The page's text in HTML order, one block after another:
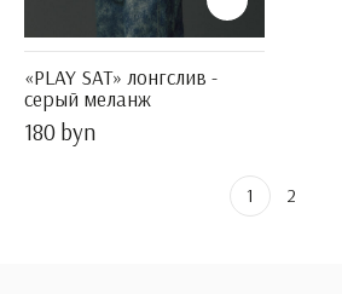
«PLAY SAT» лонгслив -
серый меланж
180 byn
1 2